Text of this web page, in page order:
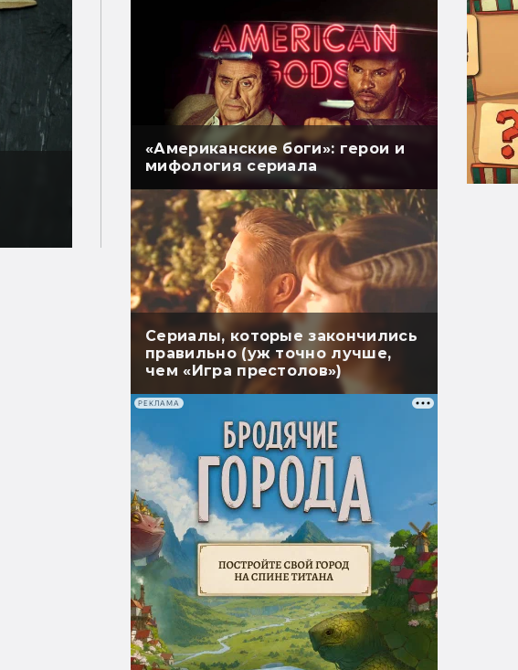
«Американские боги»: герои и
мифология сериала
Сериалы, которые закончились
правильно (уж точно лучше,
чем «Игра престолов»)
РЕКЛАМА